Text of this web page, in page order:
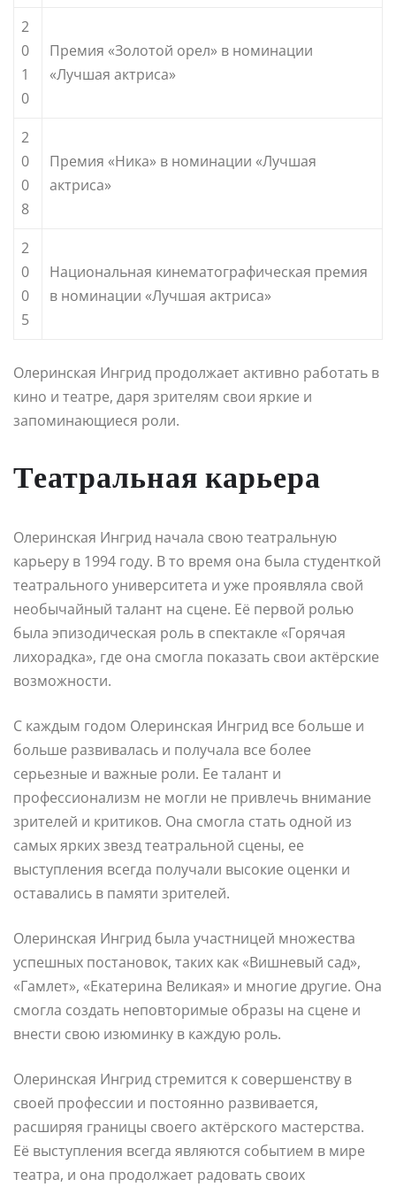
2
0
1
0
Премия «Золотой орел» в номинации
«Лучшая актриса»
2
0
0
8
Премия «Ника» в номинации «Лучшая
актриса»
2
0
0
5
Национальная кинематографическая премия
в номинации «Лучшая актриса»
Олеринская Ингрид продолжает активно работать в
кино и театре, даря зрителям свои яркие и
запоминающиеся роли.
Театральная карьера
Олеринская Ингрид начала свою театральную
карьеру в 1994 году. В то время она была студенткой
театрального университета и уже проявляла свой
необычайный талант на сцене. Её первой ролью
была эпизодическая роль в спектакле «Горячая
лихорадка», где она смогла показать свои актёрские
возможности.
С каждым годом Олеринская Ингрид все больше и
больше развивалась и получала все более
серьезные и важные роли. Ее талант и
профессионализм не могли не привлечь внимание
зрителей и критиков. Она смогла стать одной из
самых ярких звезд театральной сцены, ее
выступления всегда получали высокие оценки и
оставались в памяти зрителей.
Олеринская Ингрид была участницей множества
успешных постановок, таких как «Вишневый сад»,
«Гамлет», «Екатерина Великая» и многие другие. Она
смогла создать неповторимые образы на сцене и
внести свою изюминку в каждую роль.
Олеринская Ингрид стремится к совершенству в
своей профессии и постоянно развивается,
расширяя границы своего актёрского мастерства.
Её выступления всегда являются событием в мире
театра, и она продолжает радовать своих